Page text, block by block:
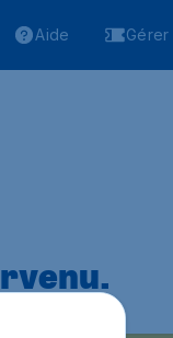
Aide